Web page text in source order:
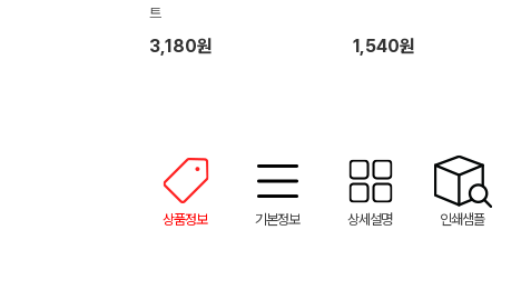
트
3,180원 1,540원
상품정보 기본정보 상세설명 인쇄샘플